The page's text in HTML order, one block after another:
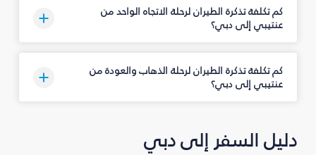
كم تكلفة تذكرة الطيران لرحلة الاتجاه الواحد من
عنتيبي إلى دبي؟
كم تكلفة تذكرة الطيران لرحلة الذهاب والعودة من
عنتيبي إلى دبي؟
دليل السفر إلى دبي